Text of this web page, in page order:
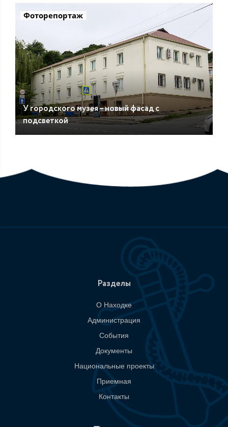
Фоторепортаж
У городского музея – новый фасад с
подсветкой
Разделы
О Находке
Администрация
События
Документы
Национальные проекты
Приемная
Контакты